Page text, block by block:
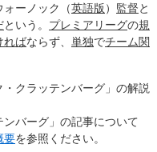
ーノック（英語版） 監督と
という。 プレミアリーグの規
ればならず、 単独でチーム関
クラッテンバーグ」の解説
ンバーグ」の記事について
要を参照ください。